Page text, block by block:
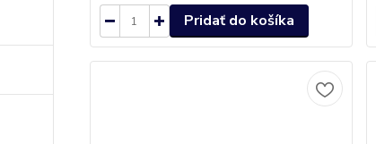
Pridať do košíka